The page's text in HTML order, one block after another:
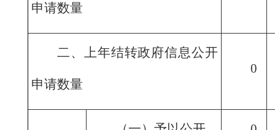
申请数量
二、上年结转政府信息公开
申请数量
0